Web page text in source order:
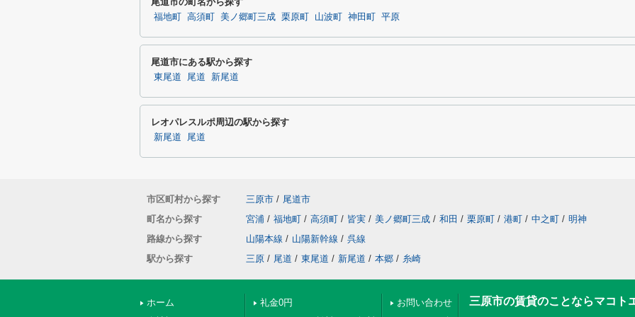
福地町 高須町 美ノ郷町三成 栗原町 山波町 神田町 平原
尾道市にある駅から探す
東尾道 尾道 新尾道
レオパレスルポ周辺の駅から探す
新尾道 尾道
市区町村から探す 三原市 / 尾道市
町名から探す
宮浦 / 福地町 / 高須町 / 皆実 / 美ノ郷町三成 / 和田 / 栗原町 / 港町 / 中之町 / 明神
路線から探す
山陽本線 / 山陽新幹線 / 呉線
駅から探す
三原 / 尾道 / 東尾道 / 新尾道 / 本郷 / 糸崎
ホーム
礼金0円
お問い合わせ
三原市の賃貸のことならマコト